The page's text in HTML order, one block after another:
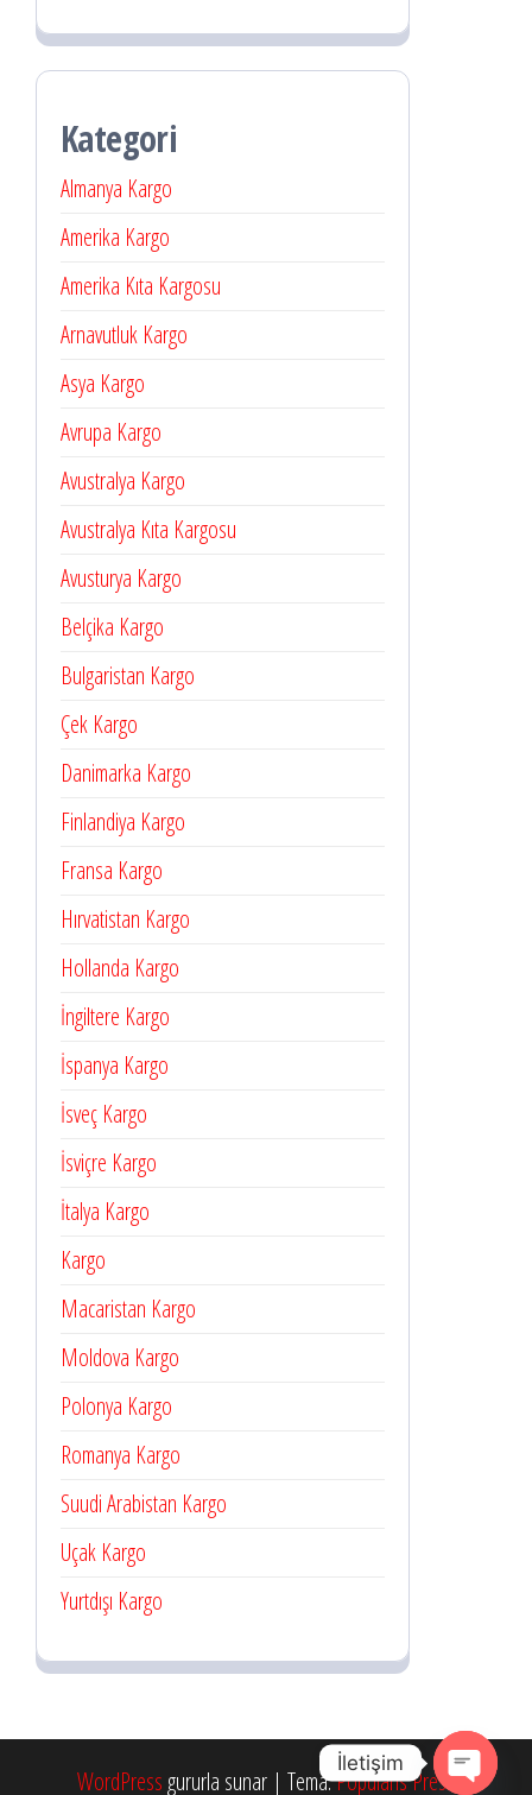
Kategori
Almanya Kargo
Amerika Kargo
Amerika Kıta Kargosu
Arnavutluk Kargo
Asya Kargo
Avrupa Kargo
Avustralya Kargo
Avustralya Kıta Kargosu
Avusturya Kargo
Belçika Kargo
Bulgaristan Kargo
Çek Kargo
Danimarka Kargo
Finlandiya Kargo
Fransa Kargo
Hırvatistan Kargo
Hollanda Kargo
İngiltere Kargo
İspanya Kargo
İsveç Kargo
İsviçre Kargo
İtalya Kargo
Kargo
Macaristan Kargo
Moldova Kargo
Polonya Kargo
Romanya Kargo
Suudi Arabistan Kargo
Uçak Kargo
Yurtdışı Kargo
WordPress gururla sunar | Tema:Popularis Press
İletişim